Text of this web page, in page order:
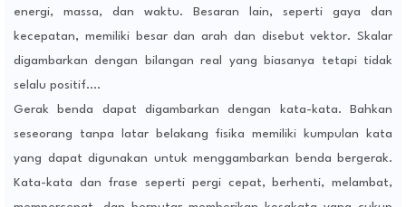
energi, massa, dan waktu. Besaran lain, seperti gaya dan
kecepatan, memiliki besar dan arah dan disebut vektor. Skalar
digambarkan dengan bilangan real yang biasanya tetapi tidak
selalu positif.…
Gerak benda dapat digambarkan dengan kata-kata. Bahkan
seseorang tanpa latar belakang fisika memiliki kumpulan kata
yang dapat digunakan untuk menggambarkan benda bergerak.
Kata-kata dan frase seperti pergi cepat, berhenti, melambat,